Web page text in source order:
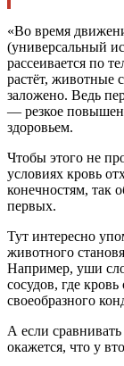
«Во время
(универсальный
рассеивается по
растёт, животные
заложено. Ведь
— резкое
здоровьем.
Чтобы этого не
условиях кровь
конечностям, так
первых.
Тут интересно
животного
Например, уши
сосудов, где
своеобразного
А если
окажется, что у